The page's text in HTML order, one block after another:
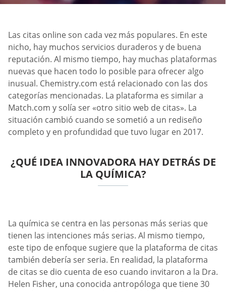
Las citas online son cada vez más populares. En este
nicho, hay muchos servicios duraderos y de buena
reputación. Al mismo tiempo, hay muchas plataformas
nuevas que hacen todo lo posible para ofrecer algo
inusual. Chemistry.com está relacionado con las dos
categorías mencionadas. La plataforma es similar a
Match.com y solía ser «otro sitio web de citas». La
situación cambió cuando se sometió a un rediseño
completo y en profundidad que tuvo lugar en 2017.
¿QUÉ IDEA INNOVADORA HAY DETRÁS DE
LA QUÍMICA?
La química se centra en las personas más serias que
tienen las intenciones más serias. Al mismo tiempo,
este tipo de enfoque sugiere que la plataforma de citas
también debería ser seria. En realidad, la plataforma
de citas se dio cuenta de eso cuando invitaron a la Dra.
Helen Fisher, una conocida antropóloga que tiene 30